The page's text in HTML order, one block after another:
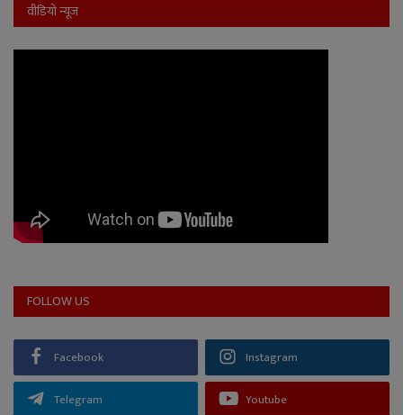
वीडियो न्यूज
FOLLOW US
Facebook Instagram
Telegram Youtube